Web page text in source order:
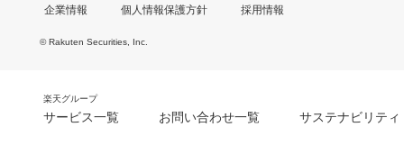
企業情報 個人情報保護方針 採用情報
© Rakuten Securities, Inc.
楽天グループ
サービス一覧 お問い合わせ一覧 サステナビリティ